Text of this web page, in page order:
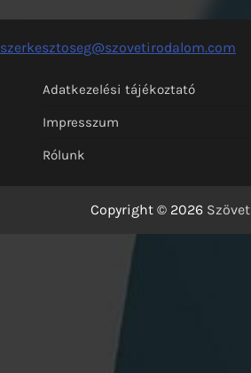
szerkesztoseg@szovetirodalom.com
Adatkezelési tájékoztató
Impresszum
Rólunk
Copyright © 2026